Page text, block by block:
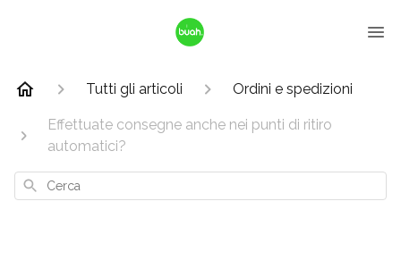
Tutti gli articoli Ordini e spedizioni
Effettuate consegne anche nei punti di ritiro
automatici?
Cerca